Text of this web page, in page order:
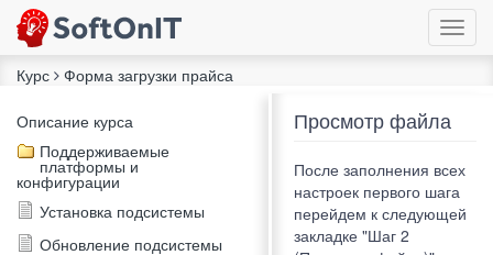
Курс Форма загрузки прайса
Описание курса
Поддерживаемые
платформы и
конфигурации
Установка подсистемы
Обновление подсистемы
Просмотр файла
После заполнения всех
настроек первого шага
перейдем к следующей
закладке "Шаг 2